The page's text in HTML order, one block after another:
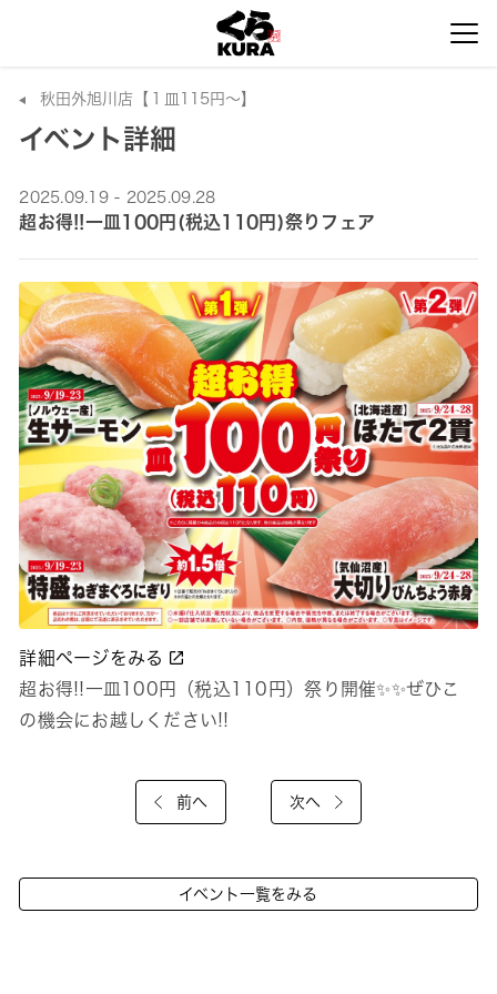
秋田外旭川店【１皿115円～】
イベント詳細
2025.09.19 - 2025.09.28
超お得!!一皿100円(税込110円)祭りフェア
詳細ページをみる
超お得!!一皿100円（税込110円）祭り開催✨✨ぜひこ
の機会にお越しください!!
前へ 次へ
イベント一覧をみる